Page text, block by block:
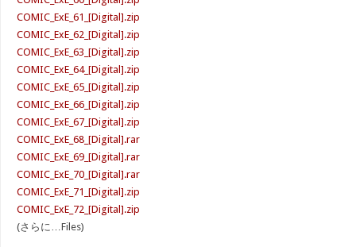
COMIC_ExE_61_[Digital].zip
COMIC_ExE_62_[Digital].zip
COMIC_ExE_63_[Digital].zip
COMIC_ExE_64_[Digital].zip
COMIC_ExE_65_[Digital].zip
COMIC_ExE_66_[Digital].zip
COMIC_ExE_67_[Digital].zip
COMIC_ExE_68_[Digital].rar
COMIC_ExE_69_[Digital].rar
COMIC_ExE_70_[Digital].rar
COMIC_ExE_71_[Digital].zip
COMIC_ExE_72_[Digital].zip
(さらに…Files)